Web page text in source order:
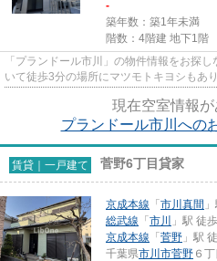
-
築年数：築1年未満
階数：4階建 地下1階
「プランドール市川」の物件情報をお探
いて徒歩3分の場所にマツモトキヨシもあ
現在空室情報が
プランドール市川への
賃貸｜一戸建て 菅野6丁目貸家
京成本線 「 市川真間
総武線 「 市川
」駅 徒
京成本線 「 菅野 」駅
千葉県市川市菅野 ６丁